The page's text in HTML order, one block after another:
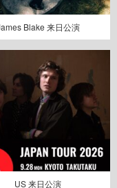
Blake 来日公演
US 来日公演